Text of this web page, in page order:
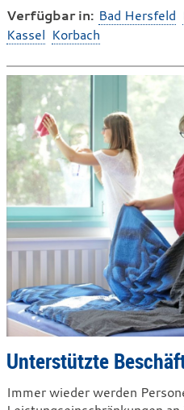
Verfügbar in: Bad Hersfeld
Kassel Korbach
Unterstützte
Immer wieder werden